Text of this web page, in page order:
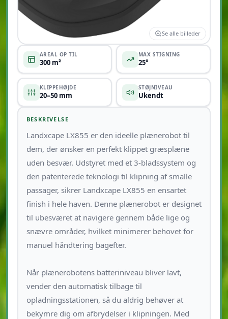
Se alle billeder
AREAL OP TIL
300 m²
MAX STIGNING
25°
KLIPPEHØJDE
20–50 mm
STØJNIVEAU
Ukendt
BESKRIVELSE
Landxcape LX855 er den ideelle plænerobot til
dem, der ønsker en perfekt klippet græsplæne
uden besvær. Udstyret med et 3-bladssystem og
den patenterede teknologi til klipning af smalle
passager, sikrer Landxcape LX855 en ensartet
finish i hele haven. Denne plænerobot er designet
til ubesværet at navigere gennem både lige og
snævre områder, hvilket minimerer behovet for
manuel håndtering bagefter.
Når plænerobotens batteriniveau bliver lavt,
vender den automatisk tilbage til
opladningsstationen, så du aldrig behøver at
bekymre dig om afbrydelser i klipningen. Med